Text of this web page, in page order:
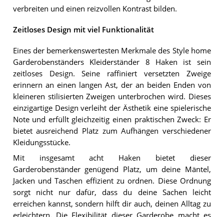
verbreiten und einen reizvollen Kontrast bilden.
Zeitloses Design mit viel Funktionalität
Eines der bemerkenswertesten Merkmale des Style home
Garderobenständers Kleiderständer 8 Haken ist sein
zeitloses Design. Seine raffiniert versetzten Zweige
erinnern an einen langen Ast, der an beiden Enden von
kleineren stilisierten Zweigen unterbrochen wird. Dieses
einzigartige Design verleiht der Ästhetik eine spielerische
Note und erfüllt gleichzeitig einen praktischen Zweck: Er
bietet ausreichend Platz zum Aufhängen verschiedener
Kleidungsstücke.
Mit insgesamt acht Haken bietet dieser
Garderobenständer genügend Platz, um deine Mäntel,
Jacken und Taschen effizient zu ordnen. Diese Ordnung
sorgt nicht nur dafür, dass du deine Sachen leicht
erreichen kannst, sondern hilft dir auch, deinen Alltag zu